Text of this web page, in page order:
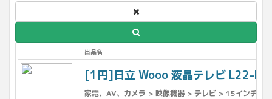
出品名
[1円]日立 Wooo 液晶テレビ L22-
家電、AV、カメラ > 映像機器 > テレビ > 15インチ〜